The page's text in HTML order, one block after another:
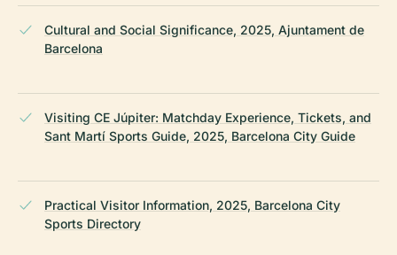
Cultural and Social Significance, 2025, Ajuntament de
Barcelona
Visiting CE Júpiter: Matchday Experience, Tickets, and
Sant Martí Sports Guide, 2025, Barcelona City Guide
Practical Visitor Information, 2025, Barcelona City
Sports Directory